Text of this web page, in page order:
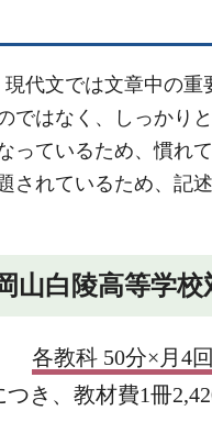
代文では文章中の
はなく、しっか
っているため、慣
れているため、記
山白陵高等学
各教科 50分×月4
き、教材費1冊